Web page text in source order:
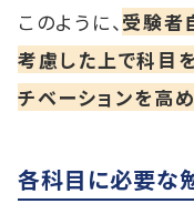
このように、受験者
考慮した上で科目
チベーションを高
各科目に必要な